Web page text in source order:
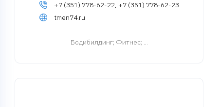
+7 (351) 778-62-22, +7 (351) 778-62-23
tmen74.ru
Бодибилдинг; Фитнес; ...